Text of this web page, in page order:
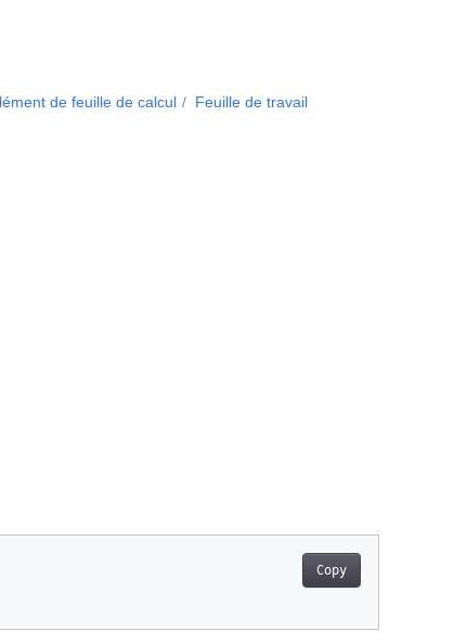
de feuille de calcul
Feuille de travail
Copy